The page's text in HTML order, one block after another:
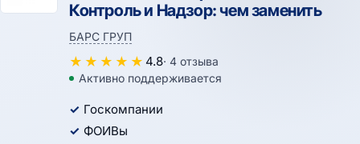
Контроль и Надзор: чем заменить
БАРС ГРУП
★ ★ ★ ★ ★ 4.8· 4 отзыва
Активно поддерживается
Госкомпании
ФОИВы